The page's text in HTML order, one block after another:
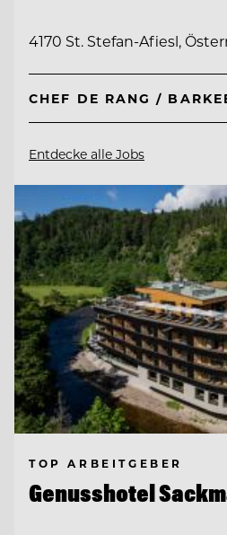
4170 St. Stefan-Afiesl,
CHEF DE RANG /
Entdecke alle Jobs
TOP ARBEITGEBER
Genusshotel